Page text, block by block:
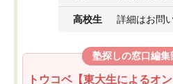
高校生 詳細はお問
塾探しの窓口編集
トウコベ【東大生によるオ